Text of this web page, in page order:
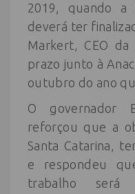
2019, quando a
deverá ter
Markert, CEO
prazo junto à
outubro do ano
O governador
reforçou que a
Santa Catarina,
e respondeu
trabalho